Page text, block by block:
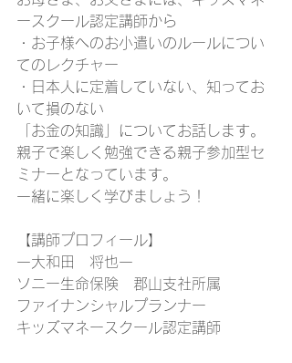
ースクール認定講師から
・お子様へのお小遣いのルールについ
てのレクチャー
・日本人に定着していない、知ってお
いて損のない
「お金の知識」についてお話します。
親子で楽しく勉強できる親子参加型セ
ミナーとなっています。
一緒に楽しく学びましょう！
【講師プロフィール】
一大和田　将也一
ソニー生命保険　郡山支社所属
ファイナンシャルプランナー
キッズマネースクール認定講師